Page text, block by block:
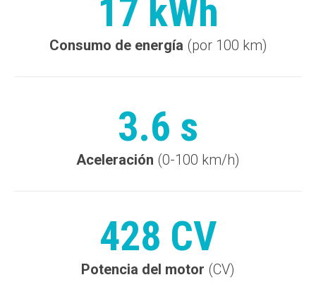
17 kWh
Consumo de energía (por 100 km)
3.6 s
Aceleración (0-100 km/h)
428 CV
Potencia del motor (CV)